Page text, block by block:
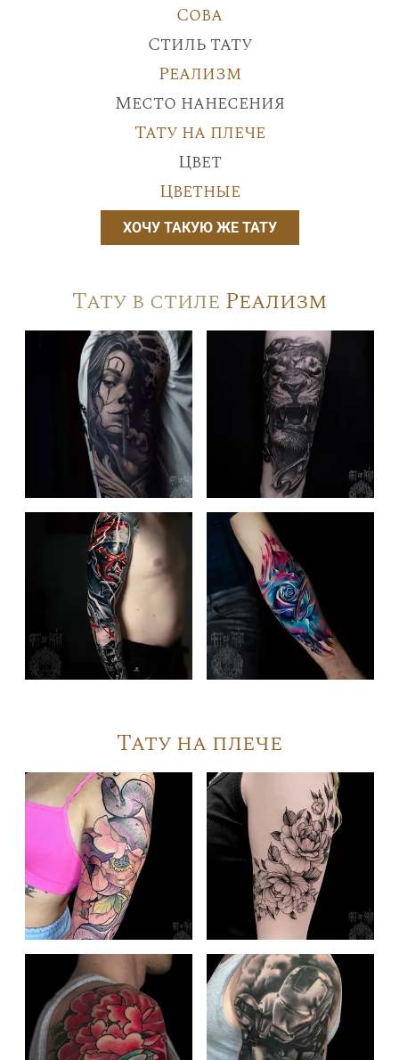
Сова
Стиль тату
Реализм
Место нанесения
Тату на плече
Цвет
Цветные
ХОЧУ ТАКУЮ ЖЕ ТАТУ
Тату в стиле Реализм
Тату на плече